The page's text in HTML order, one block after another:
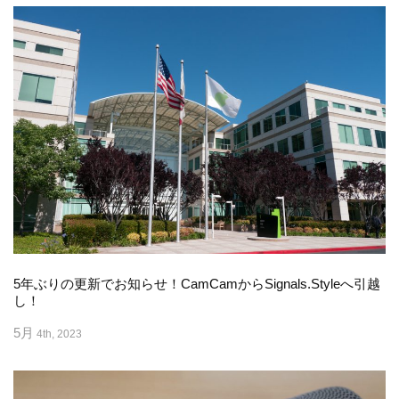
5年ぶりの更新でお知らせ！CamCamからSignals.Styleへ引越
し！
5月 4th, 2023